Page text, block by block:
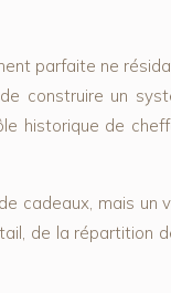
parfaite ne
construire un
historique de
cadeaux, mais
de la répartition